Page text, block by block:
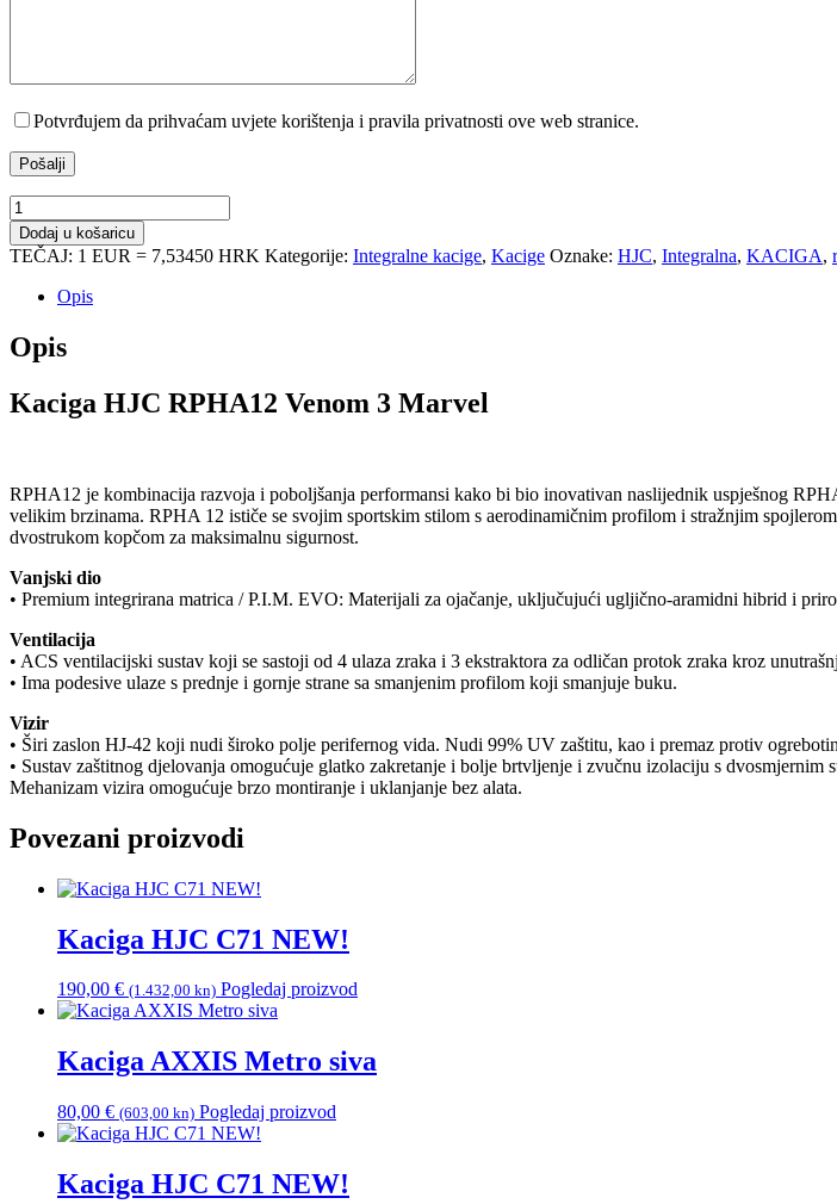
Potvrđujem da prihvaćam uvjete korištenja i pravila privatnosti ove web stranice.
Kaciga
HJC
RPHA12
Venom
Marvel
količina
Dodaj u košaricu
TEČAJ: 1 EUR = 7,53450 HRK Kategorije: Integralne kacige, Kacige Oznake: HJC, Integralna, KACIGA,
Opis
Opis
Kaciga HJC RPHA12 Venom 3 Marvel
RPHA12 je kombinacija razvoja i poboljšanja performansi kako bi bio inovativan naslijednik uspješnog
velikim brzinama. RPHA 12 ističe se svojim sportskim stilom s aerodinamičnim profilom i stražnjim
dvostrukom kopčom za maksimalnu sigurnost.
Vanjski dio
• Premium integrirana matrica / P.I.M. EVO: Materijali za ojačanje, uključujući ugljično-aramidni hibrid i
Ventilacija
• ACS ventilacijski sustav koji se sastoji od 4 ulaza zraka i 3 ekstraktora za odličan protok zraka kroz
• Ima podesive ulaze s prednje i gornje strane sa smanjenim profilom koji smanjuje buku.
Vizir
• Širi zaslon HJ-42 koji nudi široko polje perifernog vida. Nudi 99% UV zaštitu, kao i premaz protiv
• Sustav zaštitnog djelovanja omogućuje glatko zakretanje i bolje brtvljenje i zvučnu izolaciju s dvosmjernim
Mehanizam vizira omogućuje brzo montiranje i uklanjanje bez alata.
Povezani proizvodi
Kaciga HJC C71 NEW!
190,00 € (1.432,00 kn) Pogledaj proizvod
Kaciga AXXIS Metro siva
80,00 € (603,00 kn) Pogledaj proizvod
Kaciga HJC C71 NEW!